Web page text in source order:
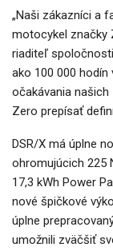
„Naši zákazníci a
motocykel značky
riaditeľ
ako 100 000
očakávania
Zero prepísať
DSR/X má úplne
ohromujúcich 225
17,3 kWh Power
nové špičkové
úplne
umožnili zväčšiť